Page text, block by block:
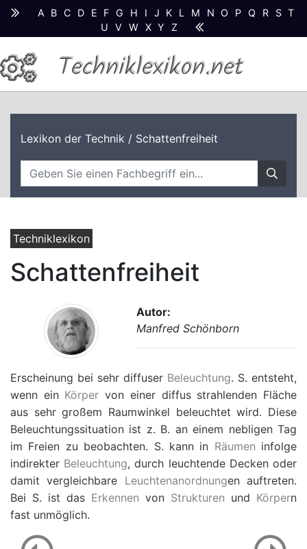
A B C D E F G H I J K L M N O P Q R S T
U
V W X Y Z
Techniklexikon.net
Lexikon der Technik / Schattenfreiheit
Techniklexikon
Schattenfreiheit
Autor:
Manfred Schönborn
Erscheinung bei sehr diffuser Beleuchtung. S. entsteht,
wenn ein Körper von einer diffus strahlenden Fläche
aus sehr großem Raumwinkel beleuchtet wird. Diese
Beleuchtungssituation ist z. B. an einem nebligen Tag
im Freien zu beobachten. S. kann in Räumen infolge
indirekter Beleuchtung, durch leuchtende Decken oder
damit vergleichbare Leuchtenanordnungen auftreten.
Bei S. ist das Erkennen von Strukturen und Körpern
fast unmöglich.